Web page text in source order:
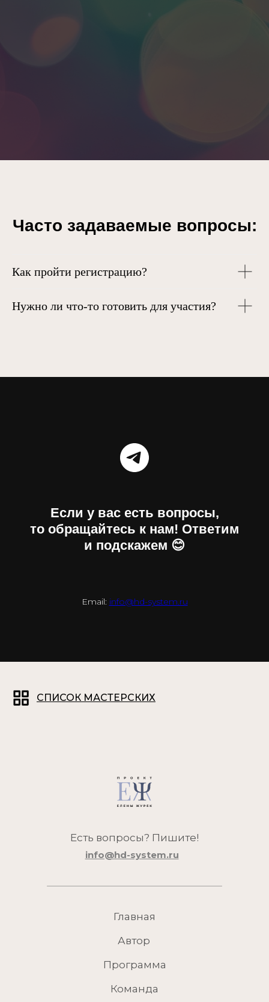
Часто задаваемые вопросы:
Как пройти регистрацию?
Нужно ли что-то готовить для участия?
Если у вас есть вопросы,
то обращайтесь к нам! Ответим
и подскажем 😊
Email: info@hd-system.ru
СПИСОК МАСТЕРСКИХ
info@hd-system.ru
Есть вопросы? Пишите!
Команда
Программа
Автор
Главная